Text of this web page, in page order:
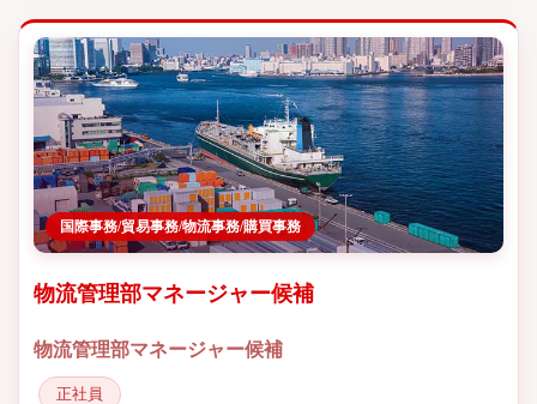
国際事務/貿易事務/物流事務/購買事務
物流管理部マネージャー候補
物流管理部マネージャー候補
正社員